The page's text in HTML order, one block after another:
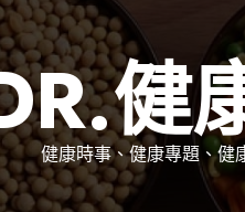
健
健康時事、健康專題、健